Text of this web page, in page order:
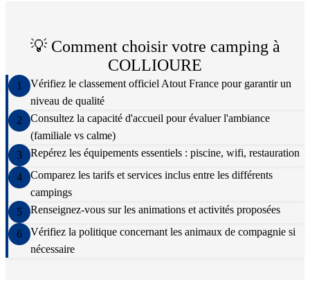
💡 Comment choisir votre camping à
COLLIOURE
1
Vérifiez le classement officiel Atout France pour garantir un
niveau de qualité
2
Consultez la capacité d'accueil pour évaluer l'ambiance
(familiale vs calme)
3
Repérez les équipements essentiels : piscine, wifi, restauration
4
Comparez les tarifs et services inclus entre les différents
campings
5
Renseignez-vous sur les animations et activités proposées
6
Vérifiez la politique concernant les animaux de compagnie si
nécessaire